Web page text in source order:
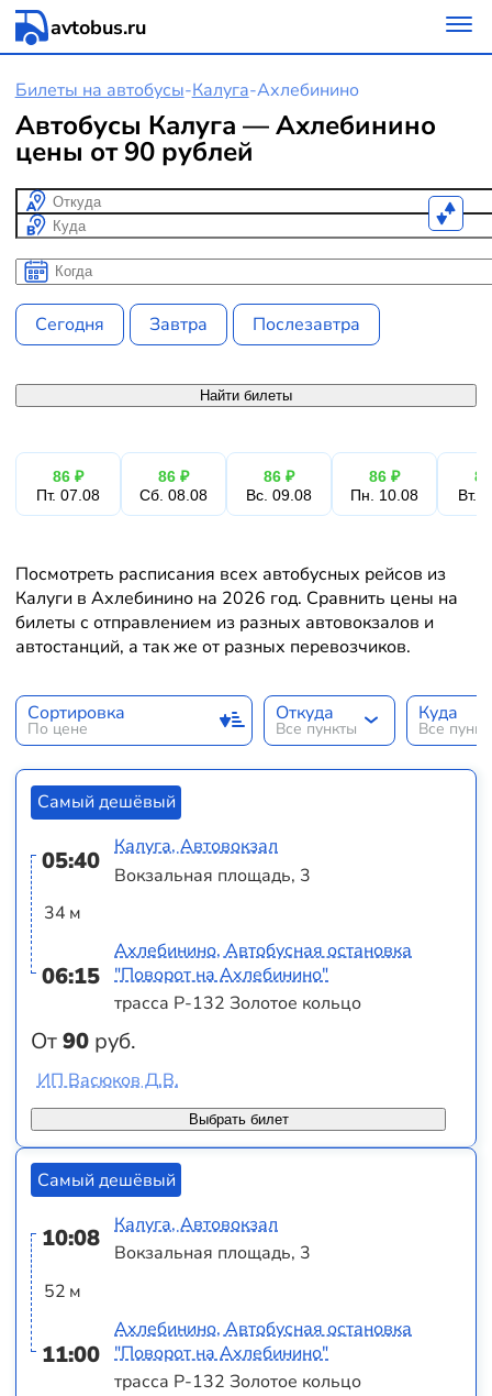
avtobus.ru
Билеты на автобусы-Калуга-Ахлебинино
Автобусы Калуга — Ахлебинино
цены от 90 рублей
Откуда
Куда
Когда
Когда
Сегодня Завтра Послезавтра
Найти билеты
86 ₽
Пт. 07.08
86 ₽
Сб. 08.08
86 ₽
Вс. 09.08
86 ₽
Пн. 10.08
Вт.
Посмотреть расписания всех автобусных рейсов из
Калуги в Ахлебинино на 2026 год. Сравнить цены на
билеты с отправлением из разных автовокзалов и
автостанций, а так же от разных перевозчиков.
Сортировка
По цене
Откуда
Все пункты
Куда
Все
Самый дешёвый
05:40
34 м
06:15
От90 руб.
Калуга, Автовокзал
Вокзальная площадь, 3
Ахлебинино, Автобусная остановка
"Поворот на Ахлебинино"
трасса Р-132 Золотое кольцо
Выбрать билет
ИП Васюков Д.В.
Самый дешёвый
10:08
52 м
11:00
Калуга, Автовокзал
Вокзальная площадь, 3
Ахлебинино, Автобусная остановка
"Поворот на Ахлебинино"
трасса Р-132 Золотое кольцо